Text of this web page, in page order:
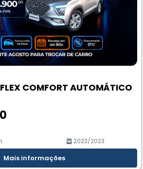
COMFORT AUTOMÁTICO
2023/2023
Mais informações